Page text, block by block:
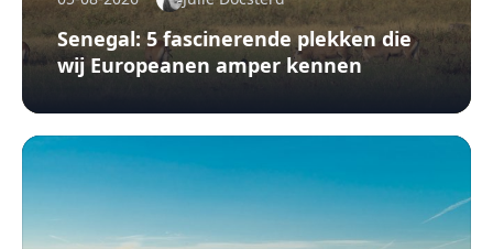
Senegal: 5 fascinerende plekken die
wij Europeanen amper kennen